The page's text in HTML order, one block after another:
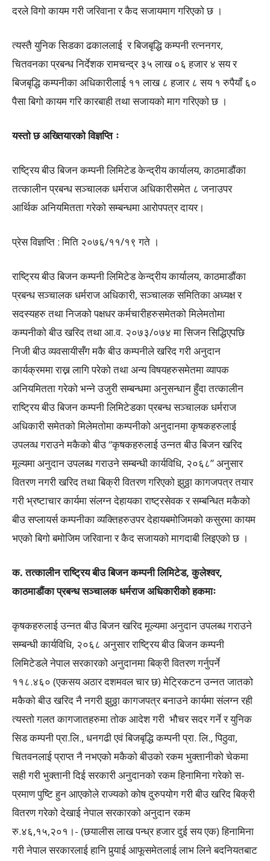
दरले विगो कायम गरी जरिवाना र कैद सजायमाग गरिएको छ ।
त्यस्तै युनिक सिडका ढकाललाई र बिजबृद्धि कम्पनी रत्ननगर,
चितवनका प्रबन्ध निर्देशक रामचन्द्र ३५ लाख ०६ हजार ४ सय र
बिजबृद्धि कम्पनीका अधिकारीलाई ११ लाख ८ हजार ८ सय १ रुपैयाँ ६०
पैसा बिगो कायम गरि कारबाही तथा सजायको माग गरिएको छ ।
यस्ताे छ अख्तियारकाे विज्ञप्ति ः
राष्ट्रिय बीउ बिजन कम्पनी लिमिटेड केन्द्रीय कार्यालय, काठमाडौंका
तत्कालीन प्रबन्ध सञ्चालक धर्मराज अधिकारीसमेत ८ जनाउपर
आर्थिक अनियमितता गरेको सम्बन्धमा आरोपपत्र दायर।
प्रेस विज्ञप्ति : मिति २०७६/११/१९ गते ।
राष्ट्रिय बीउ बिजन कम्पनी लिमिटेड केन्द्रीय कार्यालय, काठमाडौंका
प्रबन्ध सञ्चालक धर्मराज अधिकारी, सञ्चालक समितिका अध्यक्ष र
सदस्यहरु तथा निजको पक्षधर कर्मचारीहरुसमेतको मिलेमतोमा
कम्पनीको बीउ खरिद तथा आ.व. २०७३/०७४ मा सिजन सिद्धिएपछि
निजी बीउ व्यवसायीसँग मकै बीउ कम्पनीले खरिद गरी अनुदान
कार्यक्रममा राख्न लागि परेको तथा अन्य विषयहरुसमेतमा व्यापक
अनियमितता गरेको भन्ने उजुरी सम्बन्धमा अनुसन्धान हुँदा तत्कालीन
राष्ट्रिय बीउ बिजन कम्पनी लिमिटेडका प्रबन्ध सञ्चालक धर्मराज
अधिकारी समेतको मिलेमतोमा कम्पनीको अनुदानमा कृषकहरुलाई
उपलव्ध गराउने मकैको बीउ “कृषकहरुलाई उन्नत बीउ बिजन खरिद
मूल्यमा अनुदान उपलब्ध गराउने सम्बन्धी कार्यविधि, २०६८” अनुसार
वितरण नगरी खरिद तथा बिक्री वितरण गरिएको झुठ्ठा कागजपत्र तयार
गरी भ्रष्टाचार कार्यमा संलग्न देहायका राष्ट्रसेवक र सम्बन्धित मकैको
बीउ सप्लायर्स कम्पनीका व्यक्तिहरुउपर देहायबमोजिमको कसुरमा कायम
भएको बिगो बमोजिम जरिवाना र कैद सजायको मागदाबी लिइएको छ ।
क. तत्कालीन राष्ट्रिय बीउ बिजन कम्पनी लिमिटेड, कुलेश्वर,
काठमाडौंका प्रबन्ध सञ्चालक धर्मराज अधिकारीको हकमाः
कृषकहरुलाई उन्नत बीउ बिजन खरिद मूल्यमा अनुदान उपलब्ध गराउने
सम्बन्धी कार्यविधि, २०६८ अनुसार राष्ट्रिय बीउ बिजन कम्पनी
लिमिटेडले नेपाल सरकारको अनुदानमा बिक्री वितरण गर्नुपर्ने
११८.४६० (एकसय अठार दशमवल चार छ) मेट्रिकटन उन्नत जातको
मकैको बीउ खरिद नै नगरी झुठ्ठा कागजपत्र बनाउने कार्यमा संलग्न रही
त्यस्तो गलत कागजातहरुमा तोक आदेश गरी भौचर सदर गर्ने र युनिक
सिड कम्पनी प्रा.लि., धनगढी एवं बिजबृद्धि कम्पनी प्रा. लि., पिठुवा,
चितवनलाई प्राप्त नै नभएको मकैको बीउको रकम भुक्तानीको चेकमा
सही गरी भुक्तानी दिई सरकारी अनुदानको रकम हिनामिना गरेको स-
प्रमाण पुष्टि हुन आएकोले राज्यको कोष दुरुपयोग गरी बीउ खरिद बिक्री
वितरण गरेको देखाई नेपाल सरकारको अनुदान रकम
रु.४६,१५,२०१।- (छयालीस लाख पन्ध्र हजार दुई सय एक) हिनामिना
गरी नेपाल सरकारलाई हानि पुर्‍याई आफूसमेतलाई लाभ लिने बदनियतबाट